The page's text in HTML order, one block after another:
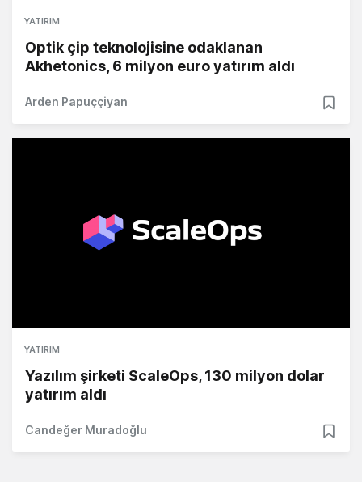
YATIRIM
Optik çip teknolojisine odaklanan
Akhetonics, 6 milyon euro yatırım aldı
Arden Papuççiyan
YATIRIM
Yazılım şirketi ScaleOps, 130 milyon dolar
yatırım aldı
Candeğer Muradoğlu